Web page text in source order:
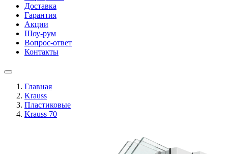
Доставка
Гарантия
Акции
Шоу-рум
Вопрос-ответ
Контакты
Главная
Krauss
Пластиковые
Krauss 70